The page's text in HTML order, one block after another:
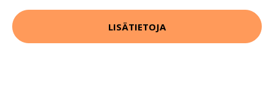
LISÄTIETOJA